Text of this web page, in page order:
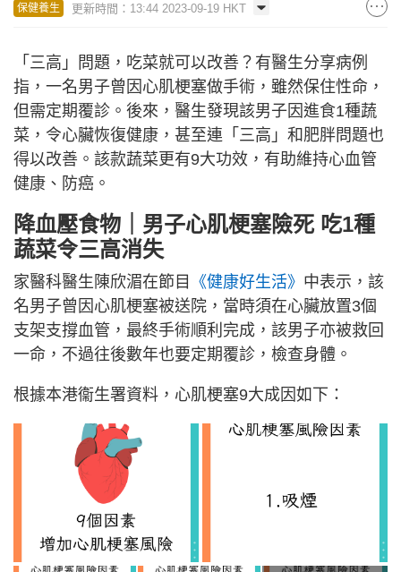
保健養生 更新時間：13:44 2023-09-19 HKT
「三高」問題，吃菜就可以改善？有醫生分享病例
指，一名男子曾因心肌梗塞做手術，雖然保住性命，
但需定期覆診。後來，醫生發現該男子因進食1種蔬
菜，令心臟恢復健康，甚至連「三高」和肥胖問題也
得以改善。該款蔬菜更有9大功效，有助維持心血管
健康、防癌。
降血壓食物｜男子心肌梗塞險死 吃1種
蔬菜令三高消失
家醫科醫生陳欣湄在節目 《健康好生活》 中表示，該
名男子曾因心肌梗塞被送院，當時須在心臟放置3個
支架支撐血管，最終手術順利完成，該男子亦被救回
一命，不過往後數年也要定期覆診，檢查身體。
根據本港衞生署資料，心肌梗塞9大成因如下：